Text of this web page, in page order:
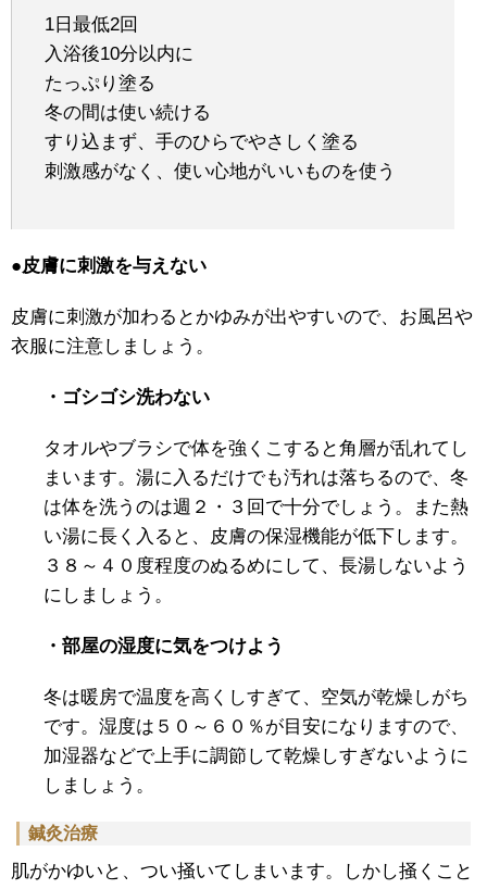
1日最低2回
入浴後10分以内に
たっぷり塗る
冬の間は使い続ける
すり込まず、手のひらでやさしく塗る
刺激感がなく、使い心地がいいものを使う
●皮膚に刺激を与えない
皮膚に刺激が加わるとかゆみが出やすいので、お風呂や
衣服に注意しましょう。
・ゴシゴシ洗わない
タオルやブラシで体を強くこすると角層が乱れてし
まいます。湯に入るだけでも汚れは落ちるので、冬
は体を洗うのは週２・３回で十分でしょう。また熱
い湯に長く入ると、皮膚の保湿機能が低下します。
３８～４０度程度のぬるめにして、長湯しないよう
にしましょう。
・部屋の湿度に気をつけよう
冬は暖房で温度を高くしすぎて、空気が乾燥しがち
です。湿度は５０～６０％が目安になりますので、
加湿器などで上手に調節して乾燥しすぎないように
しましょう。
鍼灸治療
肌がかゆいと、つい掻いてしまいます。しかし掻くこと